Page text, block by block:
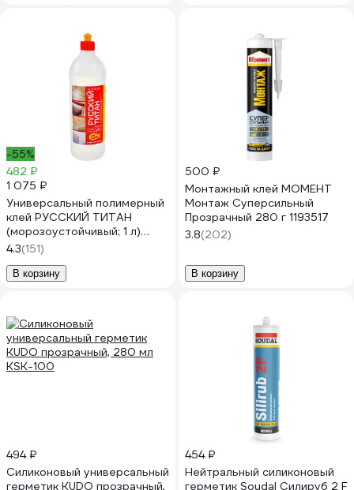
-55%
482 ₽
1 075 ₽
Универсальный полимерный
клей РУССКИЙ ТИТАН
(морозоустойчивый; 1 л)
4607133681128
4.3(151)
В корзину
500 ₽
Монтажный клей МОМЕНТ
Монтаж Суперсильный
Прозрачный 280 г 1193517
3.8(202)
В корзину
494 ₽
Силиконовый универсальный
герметик KUDO прозрачный,
454 ₽
Нейтральный силиконовый
герметик Soudal Силируб 2 F